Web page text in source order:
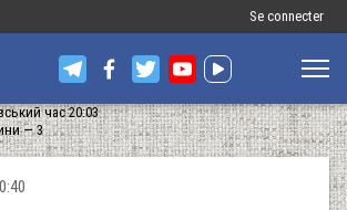
Меню
користувача
Se connecter
час 20:03
— 3